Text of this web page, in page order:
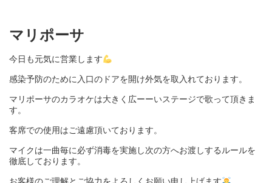
マリポーサ
今日も元気に営業します
感染予防のために入口のドアを開け外気を取入れております。
マリポーサのカラオケは大きく広ーーいステージで歌って頂きま
す。
客席での使用はご遠慮頂いております。
マイクは一曲毎に必ず消毒を実施し次の方へお渡しするルールを
徹底しております。